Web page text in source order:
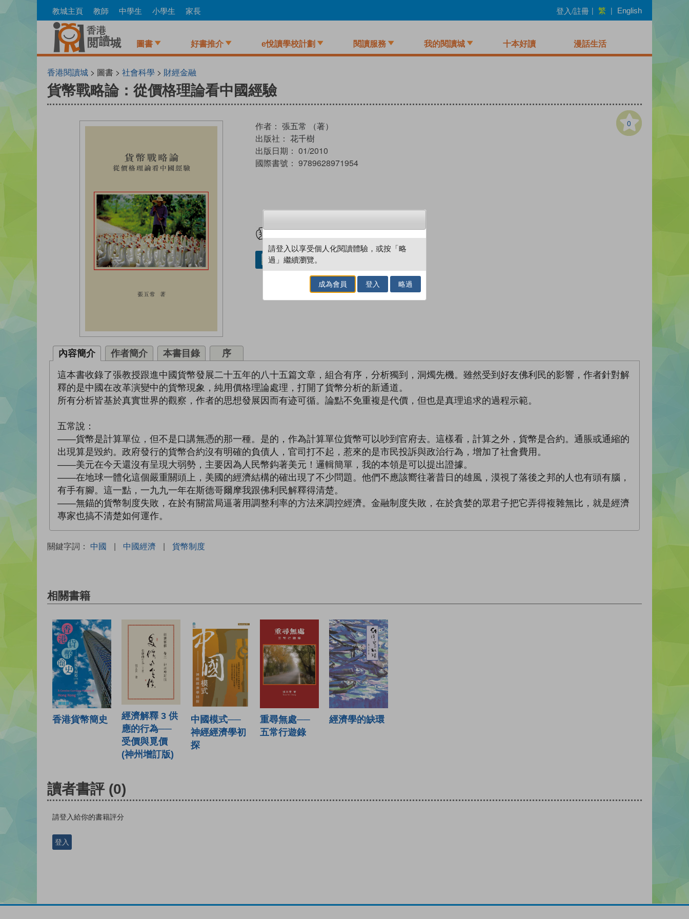
to
教城主頁 教師 中學生 小學生 家長 登入/註冊 | 繁 | English
圖書 好書推介 e悅讀學校計劃 閱讀服務 我的閱讀城 十本好讀 漫話生活
香港閱讀城 > 圖書 > 社會科學 > 財經金融
貨幣戰略論：從價格理論看中國經驗
0
作者： 張五常 （著）
出版社： 花千樹
出版日期： 01/2010
國際書號： 9789628971954
借閱實體書
內容簡介 作者簡介 本書目錄 序
這本書收錄了張教授跟進中國貨幣發展二十五年的八十五篇文章，組合有序，分析獨到，洞燭先機。雖然受到好友佛利民的影響，作者針對解
釋的是中國在改革演變中的貨幣現象，純用價格理論處理，打開了貨幣分析的新通道。
所有分析皆基於真實世界的觀察，作者的思想發展因而有迹可循。論點不免重複是代價，但也是真理追求的過程示範。
五常說：
——貨幣是計算單位，但不是口講無憑的那一種。是的，作為計算單位貨幣可以吵到官府去。這樣看，計算之外，貨幣是合約。通脹或通縮的
出現算是毀約。政府發行的貨幣合約沒有明確的負債人，官司打不起，惹來的是市民投訴與政治行為，增加了社會費用。
——美元在今天還沒有呈現大弱勢，主要因為人民幣鈎著美元！邏輯簡單，我的本領是可以提出證據。
——在地球一體化這個嚴重關頭上，美國的經濟結構的確出現了不少問題。他們不應該嚮往著昔日的雄風，漠視了落後之邦的人也有頭有腦，
有手有腳。這一點，一九九一年在斯德哥爾摩我跟佛利民解釋得清楚。
——無錨的貨幣制度失敗，在於有關當局逼著用調整利率的方法來調控經濟。金融制度失敗，在於貪婪的眾君子把它弄得複雜無比，就是經濟
專家也搞不清楚如何運作。
關鍵字詞： 中國 | 中國經濟 | 貨幣制度
相關書籍
香港貨幣簡史
經濟解釋 3 供
應的行為──
受價與覓價
(神州增訂版)
中國模式──
神經經濟學初
探
重尋無處──
五常行遊錄
經濟學的缺環
讀者書評 (0)
請登入給你的書籍評分
登入
請登入以享受個人化閱讀體驗，或按「略
過」繼續瀏覽。
成為會員 登入 略過